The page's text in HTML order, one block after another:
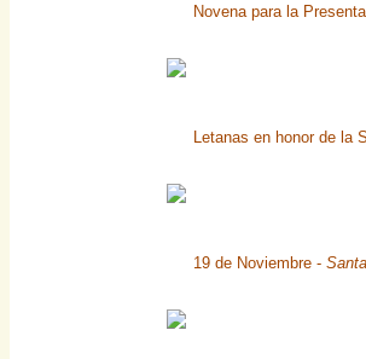
Novena para la
Letanas en honor de la
19 de Noviembre -